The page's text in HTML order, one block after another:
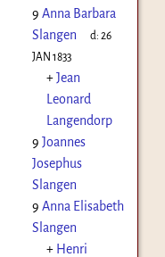
9 Anna Barbara
Slangen
d:26
JAN 1833
+Jean
Leonard
Langendorp
9 Joannes
Josephus
Slangen
9 Anna Elisabeth
Slangen
+ Henri